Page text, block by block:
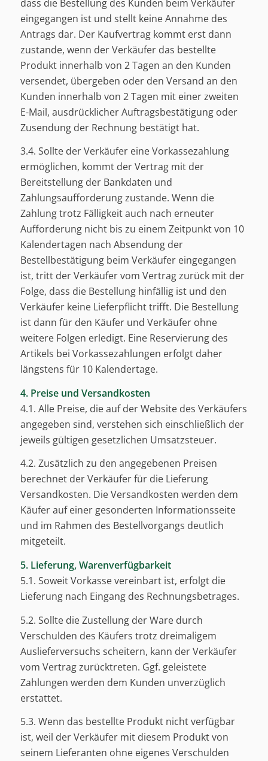
dass die Bestellung des Kunden beim Verkäufer
eingegangen ist und stellt keine Annahme des
Antrags dar. Der Kaufvertrag kommt erst dann
zustande, wenn der Verkäufer das bestellte
Produkt innerhalb von 2 Tagen an den Kunden
versendet, übergeben oder den Versand an den
Kunden innerhalb von 2 Tagen mit einer zweiten
E-Mail, ausdrücklicher Auftragsbestätigung oder
Zusendung der Rechnung bestätigt hat.
3.4. Sollte der Verkäufer eine Vorkassezahlung
ermöglichen, kommt der Vertrag mit der
Bereitstellung der Bankdaten und
Zahlungsaufforderung zustande. Wenn die
Zahlung trotz Fälligkeit auch nach erneuter
Aufforderung nicht bis zu einem Zeitpunkt von 10
Kalendertagen nach Absendung der
Bestellbestätigung beim Verkäufer eingegangen
ist, tritt der Verkäufer vom Vertrag zurück mit der
Folge, dass die Bestellung hinfällig ist und den
Verkäufer keine Lieferpflicht trifft. Die Bestellung
ist dann für den Käufer und Verkäufer ohne
weitere Folgen erledigt. Eine Reservierung des
Artikels bei Vorkassezahlungen erfolgt daher
längstens für 10 Kalendertage.
4. Preise und Versandkosten
4.1. Alle Preise, die auf der Website des Verkäufers
angegeben sind, verstehen sich einschließlich der
jeweils gültigen gesetzlichen Umsatzsteuer.
4.2. Zusätzlich zu den angegebenen Preisen
berechnet der Verkäufer für die Lieferung
Versandkosten. Die Versandkosten werden dem
Käufer auf einer gesonderten Informationsseite
und im Rahmen des Bestellvorgangs deutlich
mitgeteilt.
5. Lieferung, Warenverfügbarkeit
5.1. Soweit Vorkasse vereinbart ist, erfolgt die
Lieferung nach Eingang des Rechnungsbetrages.
5.2. Sollte die Zustellung der Ware durch
Verschulden des Käufers trotz dreimaligem
Auslieferversuchs scheitern, kann der Verkäufer
vom Vertrag zurücktreten. Ggf. geleistete
Zahlungen werden dem Kunden unverzüglich
erstattet.
5.3. Wenn das bestellte Produkt nicht verfügbar
ist, weil der Verkäufer mit diesem Produkt von
seinem Lieferanten ohne eigenes Verschulden